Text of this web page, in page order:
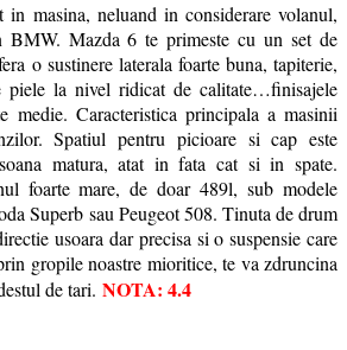
in masina, neluand in considerare volanul,
BMW. Mazda 6 te primeste cu un set de
o sustinere laterala foarte buna, tapiterie,
piele la nivel ridicat de calitate…finisajele
medie. Caracteristica principala a masinii
Spatiul pentru picioare si cap este
matura, atat in fata cat si in spate.
foarte mare, de doar 489l, sub modele
Superb sau Peugeot 508. Tinuta de drum
usoara dar precisa si o suspensie care
gropile noastre mioritice, te va zdruncina
de tari. NOTA: 4.4